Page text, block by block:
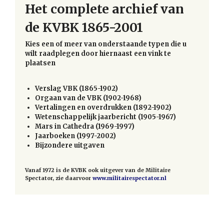
Het complete archief van
de KVBK 1865-2001
Kies een of meer van onderstaande typen die u
wilt raadplegen door hiernaast een vink te
plaatsen
Verslag VBK (1865-1902)
Orgaan van de VBK (1902-1968)
Vertalingen en overdrukken (1892-1902)
Wetenschappelijk jaarbericht (1905-1967)
Mars in Cathedra (1969-1997)
Jaarboeken (1997-2002)
Bijzondere uitgaven
Vanaf 1972 is de KVBK ook uitgever van de Militaire
Spectator, zie daarvoor www.militairespectator.nl